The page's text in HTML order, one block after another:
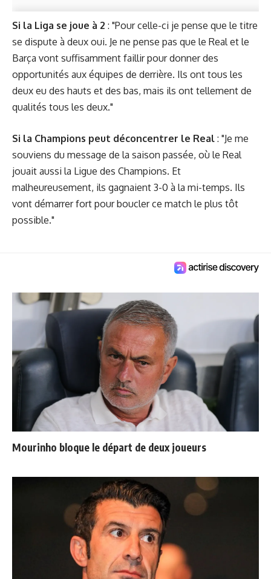
Si la Liga se joue à 2 : "Pour celle-ci je pense que le titre
se dispute à deux oui. Je ne pense pas que le Real et le
Barça vont suffisamment faillir pour donner des
opportunités aux équipes de derrière. Ils ont tous les
deux eu des hauts et des bas, mais ils ont tellement de
qualités tous les deux."
Si la Champions peut déconcentrer le Real : "Je me
souviens du message de la saison passée, où le Real
jouait aussi la Ligue des Champions. Et
malheureusement, ils gagnaient 3-0 à la mi-temps. Ils
vont démarrer fort pour boucler ce match le plus tôt
possible."
Mourinho bloque le départ de deux joueurs